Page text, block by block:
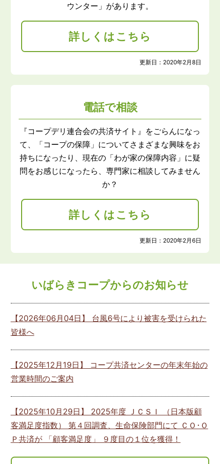
ウンター」があります。
詳しくはこちら
更新日： 2020年2月8日
電話で相談
『コープデリ連合会の共済サイト』をごらんになっ
て、「コープの保障」についてさまざまな興味をお
持ちになったり、現在の「わが家の保障内容」に疑
問をお感じになったら、専門家に相談してみません
か？
詳しくはこちら
更新日： 2020年2月6日
いばらきコープからのお知らせ
【2026年06月04日 】 台風6号により被害を受けられた
皆様へ
【2025年12月19日 】 コープ共済センターの年末年始の
営業時間のご案内
【2025年10月29日 】 2025年度 ＪＣＳＩ （日本版顧
客満足度指数） 第４回調査、生命保険部門にて ＣＯ･Ｏ
Ｐ共済が 「顧客満足度」 ９度目の１位を獲得！